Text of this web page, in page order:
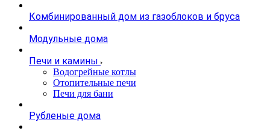
Комбинированный дом из газоблоков и бруса
Модульные дома
Печи и камины
Водогрейные котлы
Отопительные печи
Печи для бани
Рубленые дома